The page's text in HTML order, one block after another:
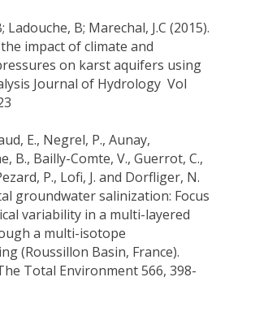
Ladouche, B; Marechal, J.C (2015).
impact of climate and
on karst aquifers using
Journal of Hydrology Vol
E., Negrel, P., Aunay,
B., Bailly-Comte, V., Guerrot, C.,
P., Lofi, J. and Dorfliger, N.
groundwater salinization: Focus
variability in a multi-layered
a multi-isotope
(Roussillon Basin, France).
Total Environment 566, 398-